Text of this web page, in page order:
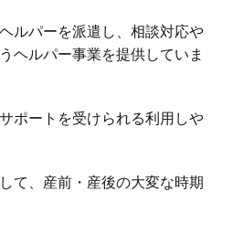
ルパーを派遣し、相談対応や
ヘルパー事業を提供していま
ポートを受けられる利用しや
て、産前・産後の大変な時期